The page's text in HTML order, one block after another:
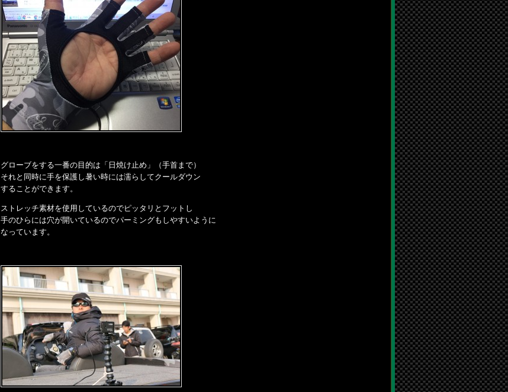
グローブをする一番の目的は「日焼け止め」（手首まで）
それと同時に手を保護し暑い時には濡らしてクールダウン
することができます。
ストレッチ素材を使用しているのでピッタリとフットし
手のひらには穴が開いているのでパーミングもしやすいように
なっています。